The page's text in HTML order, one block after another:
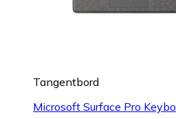
Tangentbord
Microsoft Surface Pro